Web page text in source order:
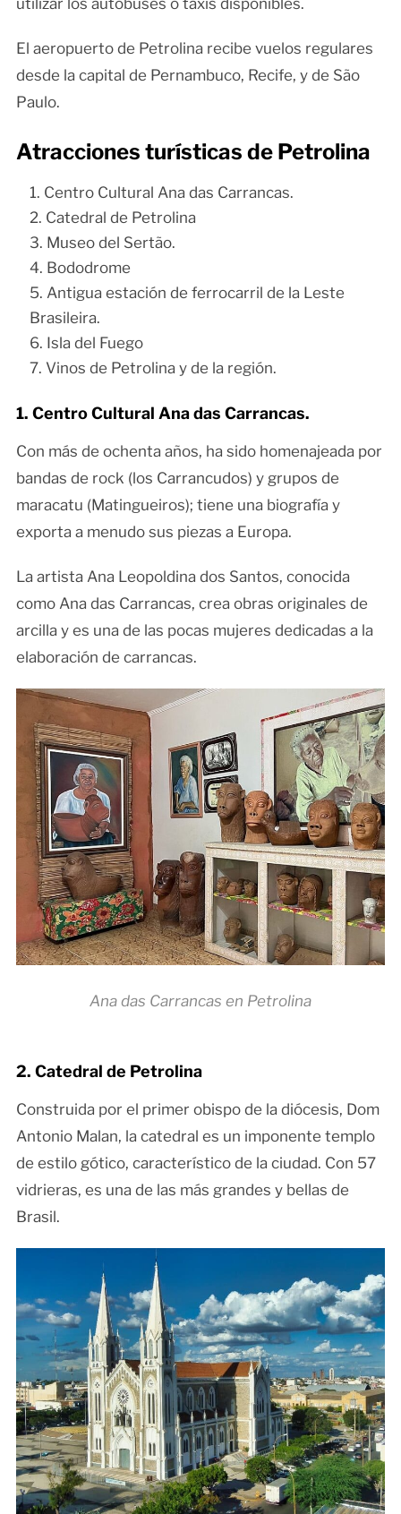
utilizar los autobuses o taxis disponibles.
El aeropuerto de Petrolina recibe vuelos regulares
desde la capital de Pernambuco, Recife, y de São
Paulo.
Atracciones turísticas de Petrolina
Centro Cultural Ana das Carrancas.
Catedral de Petrolina
Museo del Sertão.
Bododrome
Antigua estación de ferrocarril de la Leste
Brasileira.
Isla del Fuego
Vinos de Petrolina y de la región.
1. Centro Cultural Ana das Carrancas.
Con más de ochenta años, ha sido homenajeada por
bandas de rock (los Carrancudos) y grupos de
maracatu (Matingueiros); tiene una biografía y
exporta a menudo sus piezas a Europa.
La artista Ana Leopoldina dos Santos, conocida
como Ana das Carrancas, crea obras originales de
arcilla y es una de las pocas mujeres dedicadas a la
elaboración de carrancas.
Ana das Carrancas en Petrolina
2. Catedral de Petrolina
Construida por el primer obispo de la diócesis, Dom
Antonio Malan, la catedral es un imponente templo
de estilo gótico, característico de la ciudad. Con 57
vidrieras, es una de las más grandes y bellas de
Brasil.